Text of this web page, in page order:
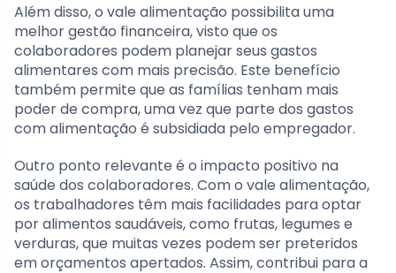
Além disso, o vale alimentação possibilita uma
melhor gestão financeira, visto que os
colaboradores podem planejar seus gastos
alimentares com mais precisão. Este benefício
também permite que as famílias tenham mais
poder de compra, uma vez que parte dos gastos
com alimentação é subsidiada pelo empregador.
Outro ponto relevante é o impacto positivo na
saúde dos colaboradores. Com o vale alimentação,
os trabalhadores têm mais facilidades para optar
por alimentos saudáveis, como frutas, legumes e
verduras, que muitas vezes podem ser preteridos
em orçamentos apertados. Assim, contribui para a